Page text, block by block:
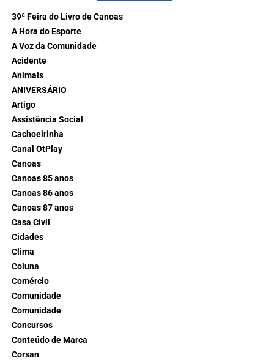
39ª Feira do Livro de Canoas
A Hora do Esporte
A Voz da Comunidade
Acidente
Animais
ANIVERSÁRIO
Artigo
Assistência Social
Cachoeirinha
Canal OtPlay
Canoas
Canoas 85 anos
Canoas 86 anos
Canoas 87 anos
Casa Civil
Cidades
Clima
Coluna
Comércio
Comunidade
Comunidade
Concursos
Conteúdo de Marca
Corsan